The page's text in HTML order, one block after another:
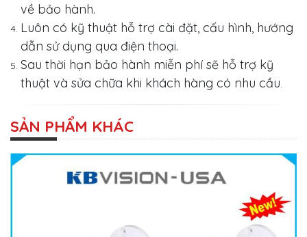
về bảo hành.
Luôn có kỹ thuật hỗ trợ cài đặt, cấu hình, hướng
dẫn sử dụng qua điện thoại.
Sau thời hạn bảo hành miễn phí sẽ hỗ trợ kỹ
thuật và sửa chữa khi khách hàng có nhu cầu.
SẢN PHẨM KHÁC